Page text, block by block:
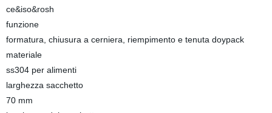
ce&iso&rosh
funzione
formatura, chiusura a cerniera, riempimento e tenuta doypack
materiale
ss304 per alimenti
larghezza sacchetto
70 mm